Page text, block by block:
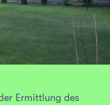
Ermittlung des